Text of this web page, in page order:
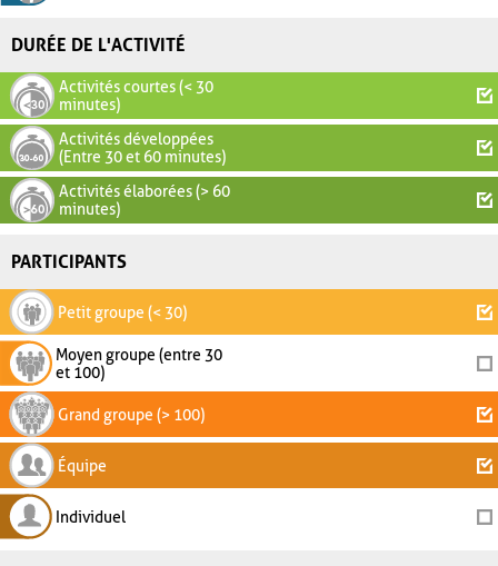
DURÉE DE L'ACTIVITÉ
Activités courtes (< 30
minutes)
Activités développées
(Entre 30 et 60 minutes)
Activités élaborées (> 60
minutes)
PARTICIPANTS
Petit groupe (< 30)
Moyen groupe (entre 30
et 100)
Grand groupe (> 100)
Équipe
Individuel